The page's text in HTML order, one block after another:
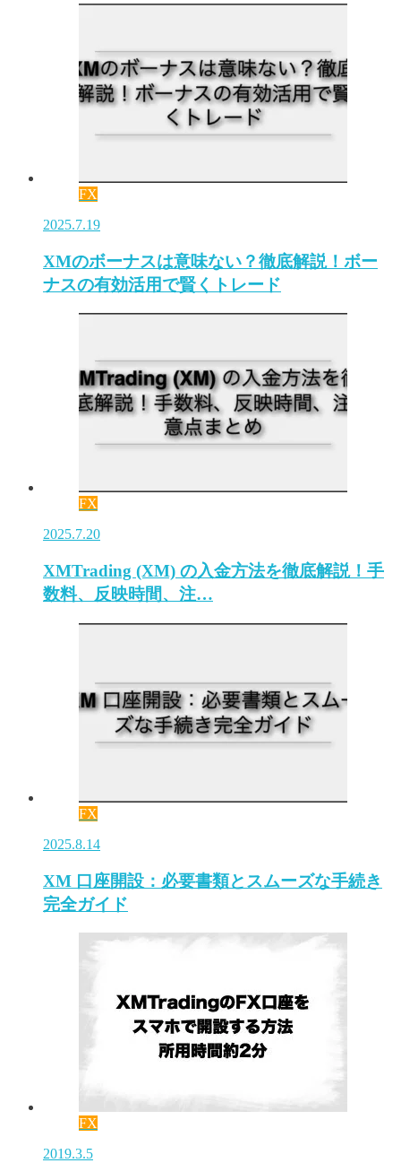
FX
2025.7.19
XMのボーナスは意味ない？徹底解説！ボー
ナスの有効活用で賢くトレード
FX
2025.7.20
XMTrading (XM) の入金方法を徹底解説！手
数料、反映時間、注…
FX
2025.8.14
XM 口座開設：必要書類とスムーズな手続き
完全ガイド
FX
2019.3.5